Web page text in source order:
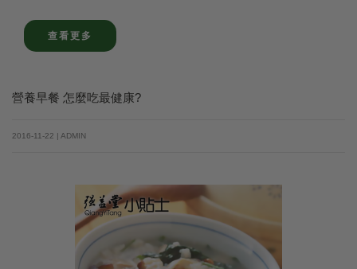
查看更多
營養早餐 怎麼吃最健康?
2016-11-22 | ADMIN